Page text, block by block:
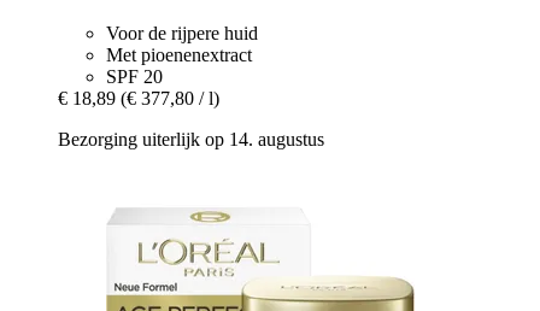
Voor de rijpere huid
Met pioenenextract
SPF 20
€ 18,89 (€ 377,80 / l)
Bezorging uiterlijk op 14. augustus